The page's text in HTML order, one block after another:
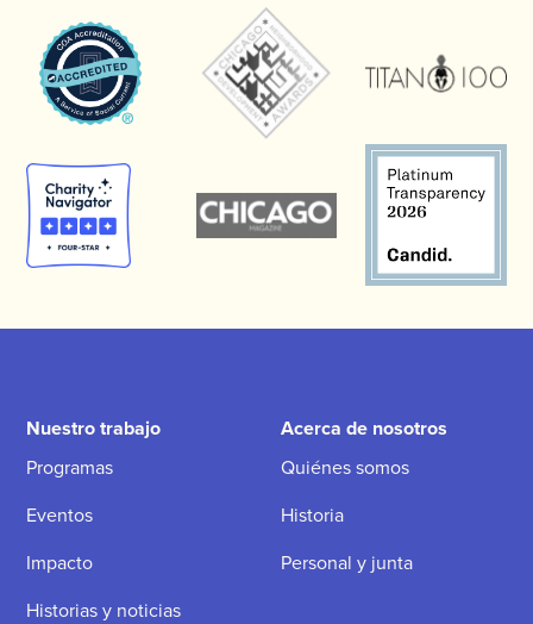
Nuestro trabajo
Programas
Eventos
Impacto
Historias y noticias
Acerca de nosotros
Quiénes somos
Historia
Personal y junta